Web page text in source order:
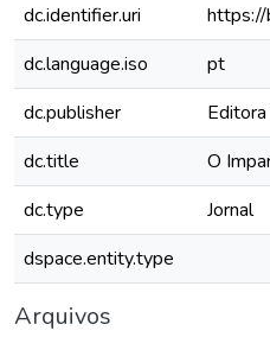
dc.identifier.uri
https://
dc.language.iso
pt
dc.publisher
dc.title
O
dc.type
Jornal
dspace.entity.type
Arquivos